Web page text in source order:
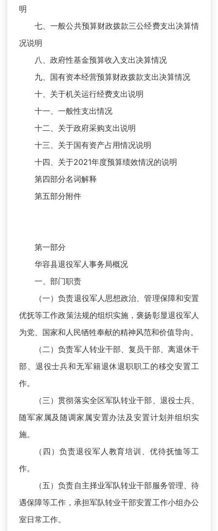
明
七、一般公共预算财政拨款三公经费支出决算情
况说明
八、政府性基金预算收入支出决算情况
九、国有资本经营预算财政拨款支出决算情况
十、关于机关运行经费支出说明
十一、一般性支出情况
十二、关于政府采购支出说明
十三、关于国有资产占用情况说明
十四、关于2021年度预算绩效情况的说明
第四部分名词解释
第五部分附件
第一部分
华容县退役军人事务局概况
一、部门职责
（一）负责退役军人思想政治、管理保障和安置
优抚等工作政策法规的组织实施，褒扬彰显退役军人
为党、国家和人民牺牲奉献的精神风范和价值导向。
（二）负责军人转业干部、复员干部、离退休干
部、退役士兵和无军籍退休退职职工的移交安置工
作。
（三）贯彻落实全区军队转业干部、退役士兵、
随军家属及随调家属安置办法及安置计划并组织实
施。
（四）负责退役军人教育培训、优待抚恤等工
作。
（五）负责自主择业军队转业干部服务管理、待
遇保障等工作，承担军队转业干部安置工作小组办公
室日常工作。